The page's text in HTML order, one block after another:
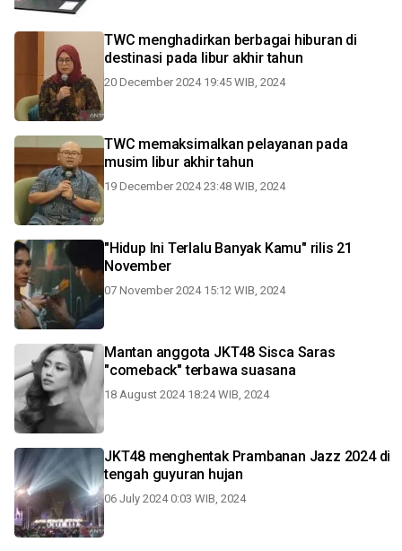
TWC menghadirkan berbagai hiburan di
destinasi pada libur akhir tahun
20 December 2024 19:45 WIB, 2024
TWC memaksimalkan pelayanan pada
musim libur akhir tahun
19 December 2024 23:48 WIB, 2024
"Hidup Ini Terlalu Banyak Kamu" rilis 21
November
07 November 2024 15:12 WIB, 2024
Mantan anggota JKT48 Sisca Saras
"comeback" terbawa suasana
18 August 2024 18:24 WIB, 2024
JKT48 menghentak Prambanan Jazz 2024 di
tengah guyuran hujan
06 July 2024 0:03 WIB, 2024